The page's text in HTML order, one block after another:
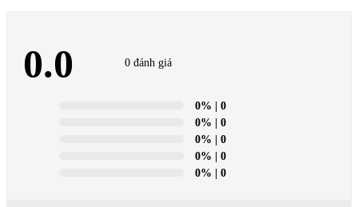
0.0 0 đánh giá
0% | 0
0% | 0
0% | 0
0% | 0
0% | 0